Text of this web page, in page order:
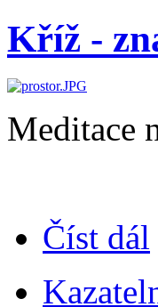
Kříž -
Meditace
Číst dál